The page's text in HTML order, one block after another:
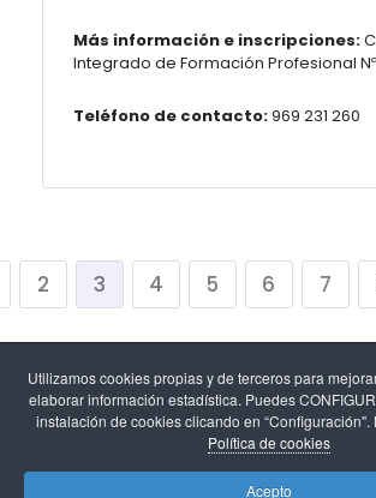
Utilizamos cookies propias y de terceros para
elaborar información estadística. Puedes
instalación de cookies clicando en “Configuración".
Política de cookies
Acepto
Más información e inscripciones:
Integrado de Formación Profesional
Teléfono de contacto:969 231 260
2 3 4 5 6 7
Política de cookies y